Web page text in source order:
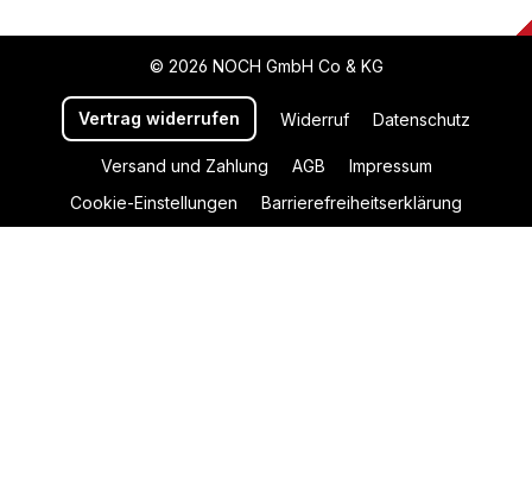
© 2026 NOCH GmbH Co & KG
Vertrag widerrufen Widerruf Datenschutz
Versand und Zahlung AGB
Impressum
Cookie-Einstellungen
Barrierefreiheitserklärung